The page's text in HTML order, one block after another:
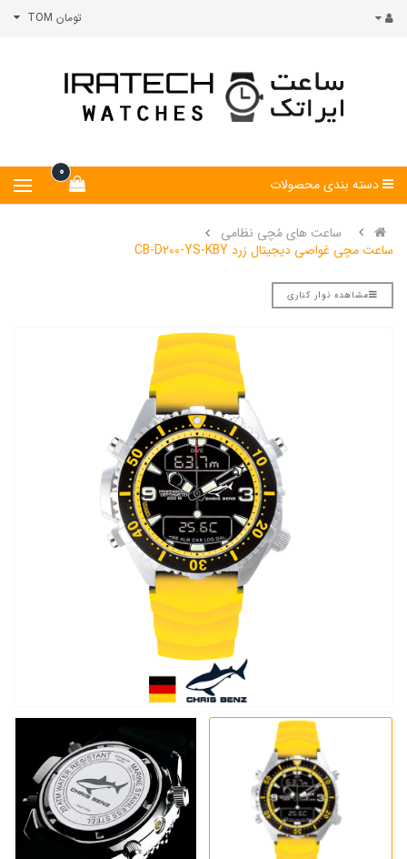
تومان TOM
0
دسته بندی محصولات
ساعت های مُچی نظامی
ساعت مچی غواصی دیجیتال زرد CB-D200-YS-KBY
مشاهده نوار کناری